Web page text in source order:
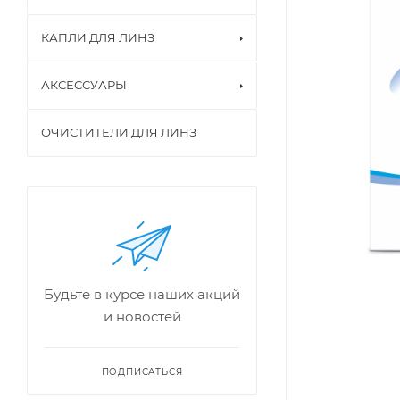
КАПЛИ ДЛЯ ЛИНЗ
АКСЕССУАРЫ
ОЧИСТИТЕЛИ ДЛЯ ЛИНЗ
Будьте в курсе наших акций
и новостей
ПОДПИСАТЬСЯ